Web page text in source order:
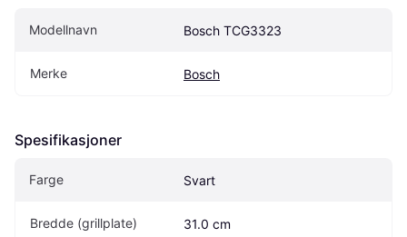
Modellnavn Bosch TCG3323
Merke Bosch
Spesifikasjoner
Farge Svart
Bredde (grillplate) 31.0 cm